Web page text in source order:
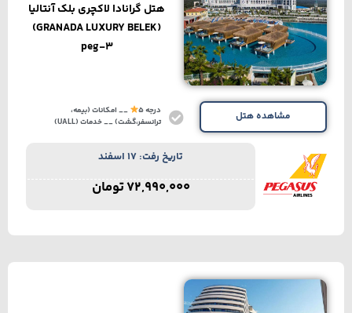
هتل گرانادا لاکچری بلک آنتالیا
(GRANADA LUXURY BELEK)
peg-3
مشاهده هتل درجه 5
__ امکانات (بیمه،
ترانسفر،گشت) __ خدمات (UALL)
تاریخ رفت: 17 اسفند
72,990,000تومان